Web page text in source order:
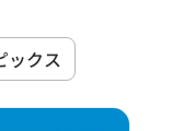
ックス